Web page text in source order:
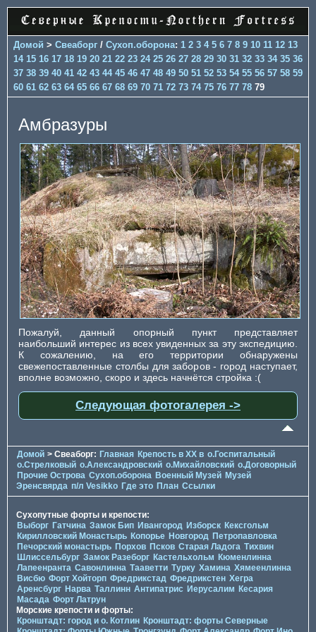
Домой > Свеаборг / Сухоп.оборона: 1 2 3 4 5 6 7 8 9 10 11 12 13
14 15 16 17 18 19 20 21 22 23 24 25 26 27 28 29 30 31 32 33 34 35 36
37 38 39 40 41 42 43 44 45 46 47 48 49 50 51 52 53 54 55 56 57 58 59
60 61 62 63 64 65 66 67 68 69 70 71 72 73 74 75 76 77 78 79
Амбразуры
Пожалуй, данный опорный пункт представляет
наибольший интерес из всех увиденных за эту экспедицию.
К сожалению, на его территории обнаружены
свежепоставленные столбы для заборов - город наступает,
вполне возможно, скоро и здесь начнётся стройка :(
Следующая фотогалерея ->
Домой > Свеаборг: Главная Крепость в XX в о.Госпитальный
о.Стрелковый о.Александровский о.Михайловский о.Договорный
Прочие Острова Сухоп.оборона Военный Музей Музей
Эренсвярда п/л Vesikko Где это План Ссылки
Сухопутные форты и крепости:
Выборг Гатчина Замок Бип Ивангород Изборск Кексгольм
Кирилловский Монастырь Копорье Новгород Петропавловка
Печорcкий монастырь Порхов Псков Старая Ладога Тихвин
Шлиссельбург Замок Разеборг Кастельхольм Кюменлинна
Лапеенранта Савонлинна Тааветти Турку Хамина Хямеенлинна
Висбю Форт Хойторп Фредрикстад Фредрикстен Хегра
Аренсбург Нарва Таллинн Антипатрис Иерусалим Кесария
Масада Форт Латрун
Морские крепости и форты:
Кронштадт: город и о. Котлин Кронштадт: форты Северные